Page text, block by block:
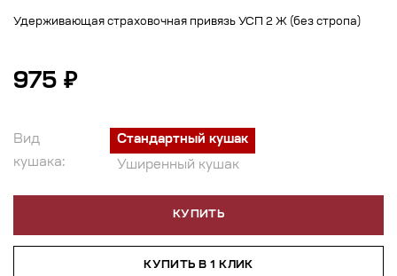
Удерживающая страховочная привязь УСП 2 Ж (без стропа)
975 ₽
Вид
кушака:
Стандартный кушак
Уширенный кушак
КУПИТЬ
КУПИТЬ В 1 КЛИК